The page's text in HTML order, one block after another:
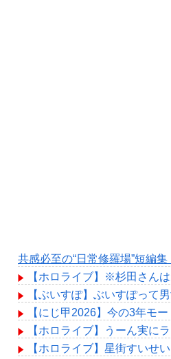
共感必至の“日常修羅場”短編集
【ホロライブ】※杉田さん
【ぶいすぽ】ぶいすぽって
【にじ甲2026】今の3年モ
【ホロライブ】うーん実に
【ホロライブ】星街すいせ